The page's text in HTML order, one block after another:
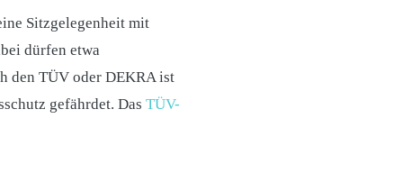
Sitzgelegenheit mit
dürfen etwa
den TÜV oder DEKRA ist
gefährdet. Das TÜV-